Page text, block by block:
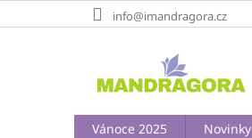
na
info@imandragora.cz
Vánoce 2025 Novinky